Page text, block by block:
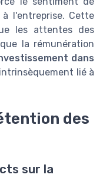
à l'entreprise. Cette
les attentes des
la rémunération
dans
lié à
des
sur la